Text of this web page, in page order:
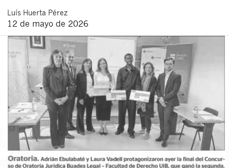
Luís Huerta Pérez
12 de mayo de 2026